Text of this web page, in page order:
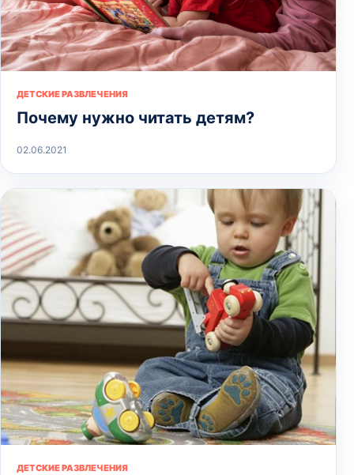
ДЕТСКИЕ РАЗВЛЕЧЕНИЯ
Почему нужно читать детям?
02.06.2021
ДЕТСКИЕ РАЗВЛЕЧЕНИЯ